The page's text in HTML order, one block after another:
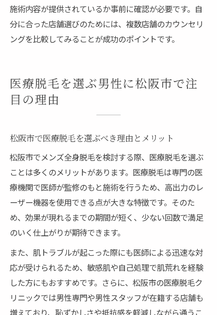
施術内容が提供されているか事前に確認が必要です。自
分に合った店舗選びのためには、複数店舗のカウンセリ
ングを比較してみることが成功のポイントです。
医療脱毛を選ぶ男性に松阪市で注
目の理由
松阪市で医療脱毛を選ぶべき理由とメリット
松阪市でメンズ全身脱毛を検討する際、医療脱毛を選ぶ
ことは多くのメリットがあります。医療脱毛は専門の医
療機関で医師が監修のもと施術を行うため、高出力のレ
ーザー機器を使用できる点が大きな特徴です。そのた
め、効果が現れるまでの期間が短く、少ない回数で満足
のいく仕上がりが期待できます。
また、肌トラブルが起こった際にも医師による迅速な対
応が受けられるため、敏感肌や自己処理で肌荒れを経験
した方にもおすすめです。さらに、松阪市の医療脱毛ク
リニックでは男性専門や男性スタッフが在籍する店舗も
増えており、恥ずかしさや抵抗感を軽減しながら通うこ